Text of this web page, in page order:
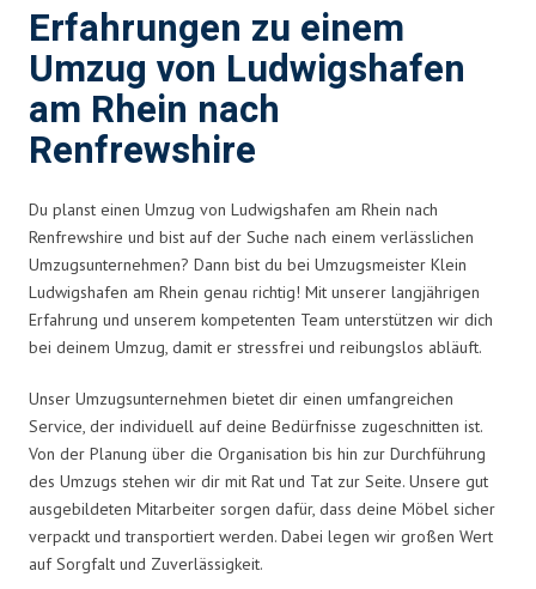
Erfahrungen zu einem
Umzug von Ludwigshafen
am Rhein nach
Renfrewshire
Du planst einen Umzug von Ludwigshafen am Rhein nach
Renfrewshire und bist auf der Suche nach einem verlässlichen
Umzugsunternehmen? Dann bist du bei Umzugsmeister Klein
Ludwigshafen am Rhein genau richtig! Mit unserer langjährigen
Erfahrung und unserem kompetenten Team unterstützen wir dich
bei deinem Umzug, damit er stressfrei und reibungslos abläuft.
Unser Umzugsunternehmen bietet dir einen umfangreichen
Service, der individuell auf deine Bedürfnisse zugeschnitten ist.
Von der Planung über die Organisation bis hin zur Durchführung
des Umzugs stehen wir dir mit Rat und Tat zur Seite. Unsere gut
ausgebildeten Mitarbeiter sorgen dafür, dass deine Möbel sicher
verpackt und transportiert werden. Dabei legen wir großen Wert
auf Sorgfalt und Zuverlässigkeit.